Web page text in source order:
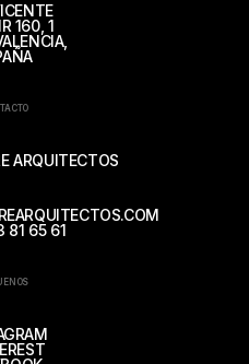
160, 1
ARQUITECTOS
81 65 61